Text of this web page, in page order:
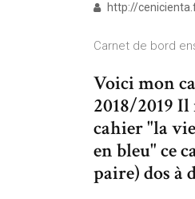
http://
Carnet de bord
Voici mon
2018/2019
cahier "la
en bleu" ce
paire) dos à